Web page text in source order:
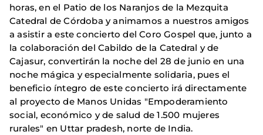
horas, en el Patio de los Naranjos de la Mezquita
Catedral de Córdoba y animamos a nuestros amigos
a asistir a este concierto del Coro Gospel que, junto a
la colaboración del Cabildo de la Catedral y de
Cajasur, convertirán la noche del 28 de junio en una
noche mágica y especialmente solidaria, pues el
beneficio íntegro de este concierto irá directamente
al proyecto de Manos Unidas "Empoderamiento
social, económico y de salud de 1.500 mujeres
rurales" en Uttar pradesh, norte de India.